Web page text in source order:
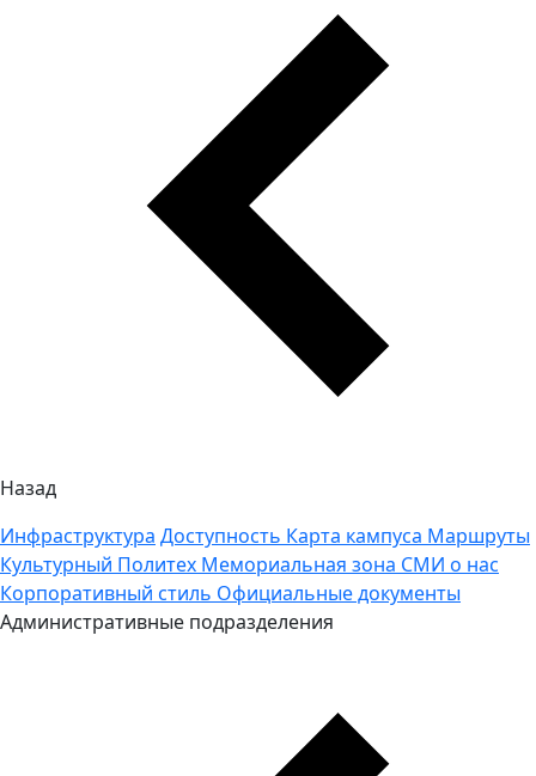
Назад
Инфраструктура Доступность Карта кампуса Маршруты
Культурный Политех Мемориальная зона СМИ о нас
Корпоративный стиль Официальные документы
Административные подразделения